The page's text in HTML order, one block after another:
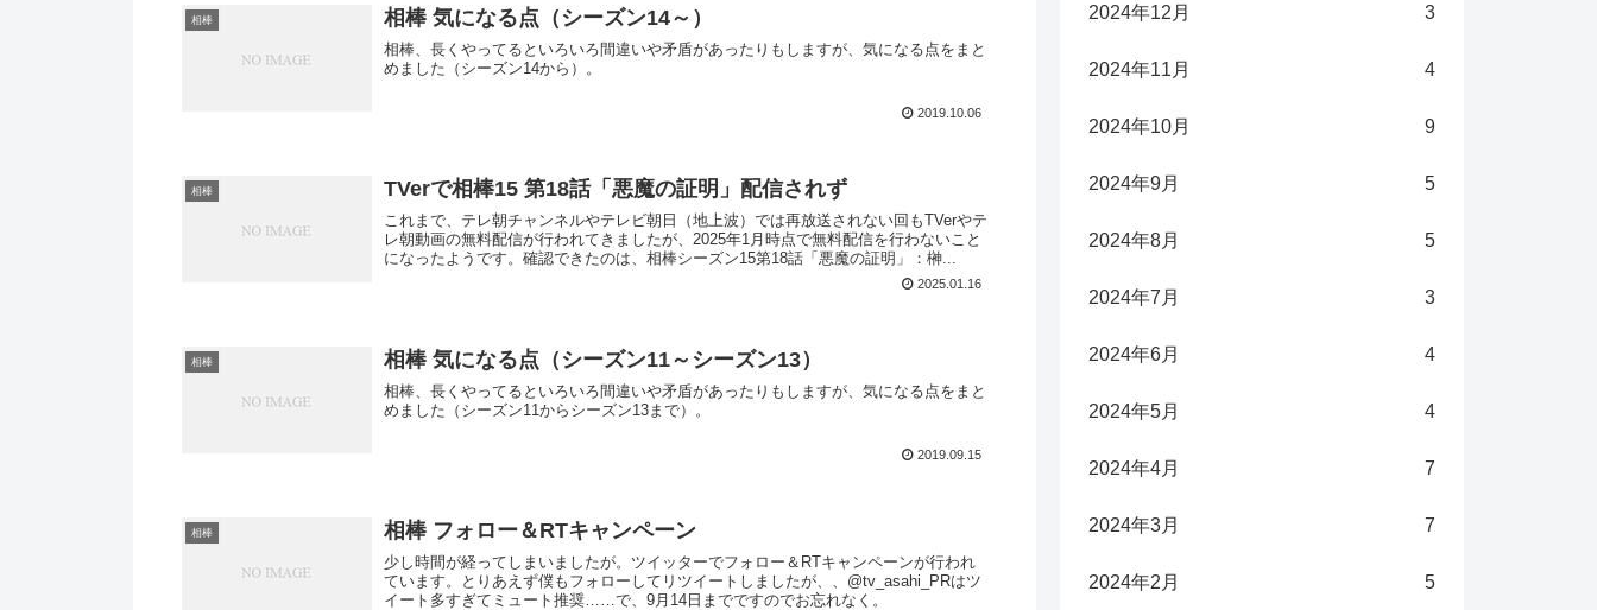
相棒 相棒 気になる点（シーズン14～）
相棒、長くやってるといろいろ間違いや矛盾があったりもしますが、気になる点をまと
めました（シーズン14から）。
2019.10.06
相棒 TVerで相棒15 第18話「悪魔の証明」配信されず
これまで、テレ朝チャンネルやテレビ朝日（地上波）では再放送されない回もTVerやテ
レ朝動画の無料配信が行われてきましたが、2025年1月時点で無料配信を行わないこと
になったようです。確認できたのは、相棒シーズン15第18話「悪魔の証明」：榊...
2025.01.16
相棒 相棒 気になる点（シーズン11～シーズン13）
相棒、長くやってるといろいろ間違いや矛盾があったりもしますが、気になる点をまと
めました（シーズン11からシーズン13まで）。
2019.09.15
相棒 相棒 フォロー＆RTキャンペーン
少し時間が経ってしまいましたが。ツイッターでフォロー＆RTキャンペーンが行われ
ています。とりあえず僕もフォローしてリツイートしましたが、、@tv_asahi_PRはツ
イート多すぎてミュート推奨……で、9月14日までですのでお忘れなく。
2024年12月 3
2024年11月 4
2024年10月 9
2024年9月 5
2024年8月 5
2024年7月 3
2024年6月 4
2024年5月 4
2024年4月 7
2024年3月 7
2024年2月 5